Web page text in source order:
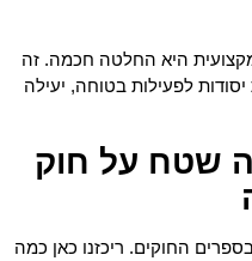
היא החלטה חכמה. זה
לפעילות בטוחה, יעילה
שטח על חוק
החוקים. ריכזנו כאן כמה